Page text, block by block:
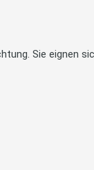
Sie eignen